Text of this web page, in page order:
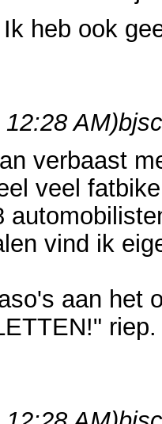
heb ook
AM)
verbaast
veel
vind ik
aan het
riep.